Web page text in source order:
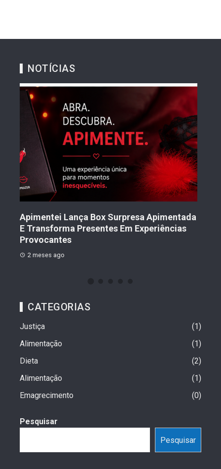
NOTÍCIAS
Apimentei Lança Box Surpresa Apimentada
E Transforma Presentes Em Experiências
Provocantes
2 meses ago
CATEGORIAS
Justiça
1
Alimentação
1
Dieta
2
Alimentação
1
Emagrecimento
0
Pesquisar
Pesquisar